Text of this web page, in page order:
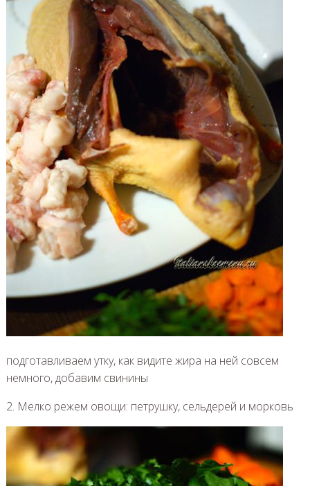
подготавливаем утку, как видите жира на ней совсем
немного, добавим свинины
2. Мелко режем овощи: петрушку, сельдерей и морковь